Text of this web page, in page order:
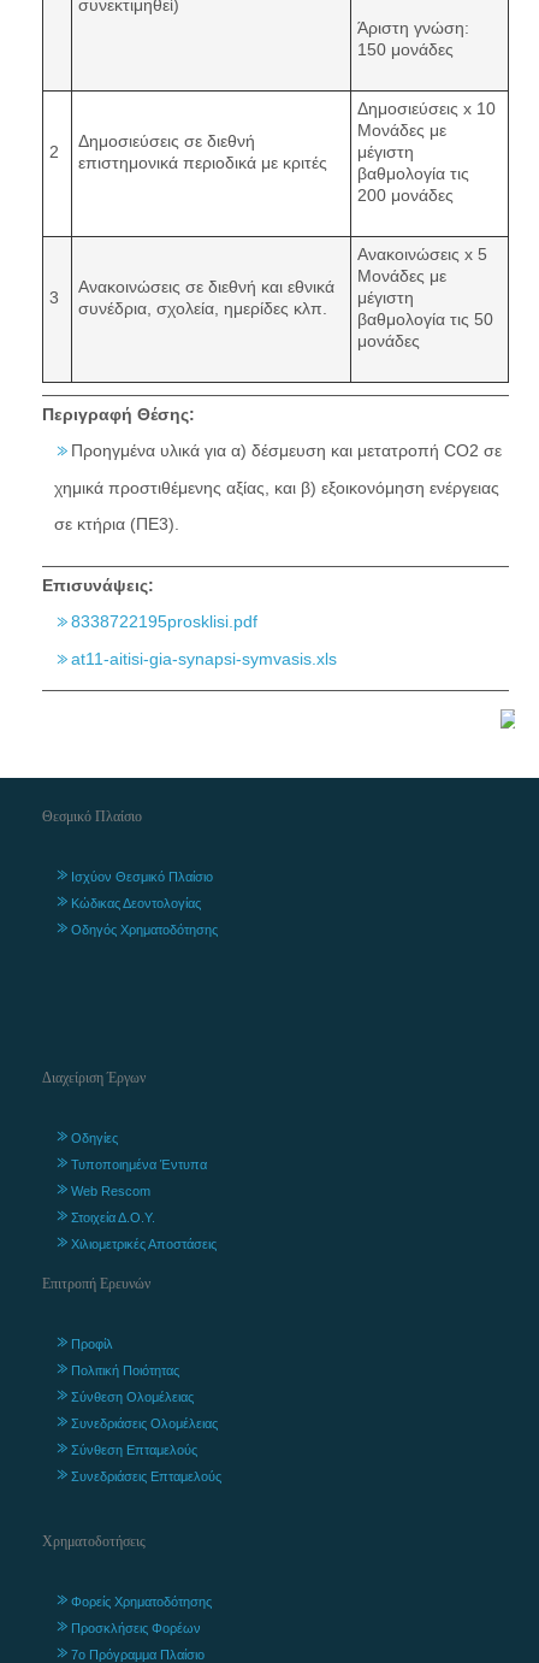
συνεκτιμηθεί)
Άριστη γνώση:
150 μονάδες
2
Δημοσιεύσεις σε διεθνή
επιστημονικά περιοδικά με κριτές
Δημοσιεύσεις x 10
Μονάδες με
μέγιστη
βαθμολογία τις
200 μονάδες
3
Ανακοινώσεις σε διεθνή και εθνικά
συνέδρια, σχολεία, ημερίδες κλπ.
Ανακοινώσεις x 5
Μονάδες με
μέγιστη
βαθμολογία τις 50
μονάδες
Περιγραφή Θέσης:
Προηγμένα υλικά για α) δέσμευση και μετατροπή CO2 σε
χημικά προστιθέμενης αξίας, και β) εξοικονόμηση ενέργειας
σε κτήρια (ΠΕ3).
Επισυνάψεις:
8338722195prosklisi.pdf
at11-aitisi-gia-synapsi-symvasis.xls
Θεσμικό Πλαίσιο
Ισχύον Θεσμικό Πλαίσιο
Κώδικας Δεοντολογίας
Οδηγός Χρηματοδότησης
Διαχείριση Έργων
Οδηγίες
Τυποποιημένα Έντυπα
Web Rescom
Στοιχεία Δ.Ο.Υ.
Χιλιομετρικές Αποστάσεις
Επιτροπή Ερευνών
Προφίλ
Πολιτική Ποιότητας
Σύνθεση Ολομέλειας
Συνεδριάσεις Ολομέλειας
Σύνθεση Επταμελούς
Συνεδριάσεις Επταμελούς
Χρηματοδοτήσεις
Φορείς Χρηματοδότησης
Προσκλήσεις Φορέων
7ο Πρόγραμμα Πλαίσιο